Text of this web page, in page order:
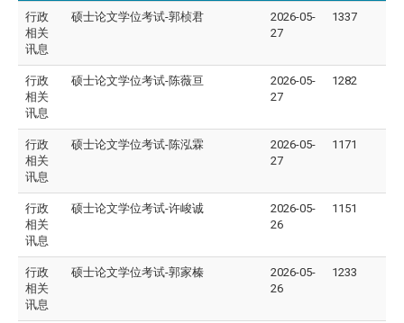
行政
相关
讯息
硕士论文学位考试-郭桢君
2026-05-
27
1337
行政
相关
讯息
硕士论文学位考试-陈薇亘
2026-05-
27
1282
行政
相关
讯息
硕士论文学位考试-陈泓霖
2026-05-
27
1171
行政
相关
讯息
硕士论文学位考试-许峻诚
2026-05-
26
1151
行政
相关
讯息
硕士论文学位考试-郭家榛
2026-05-
26
1233